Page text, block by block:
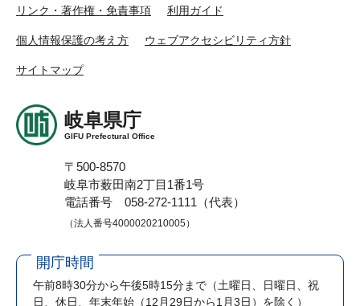
リンク・著作権・免責事項 利用ガイド
個人情報保護の考え方 ウェブアクセシビリティ方針
サイトマップ
岐阜県庁
GIFU Prefectural Office
〒500-8570
岐阜市薮田南2丁目1番1号
電話番号 058-272-1111（代表）
（法人番号4000020210005）
開庁時間
午前8時30分から午後5時15分まで （土曜日、日曜日、祝
日、休日、年末年始（12月29日から1月3日）を除く）